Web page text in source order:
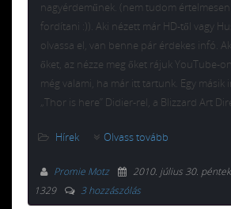
nagyérdeműnek. (nem tudom
fordítani :)). Aki nézett már HD-től vagy
olvassa el, van benne pár érdekes infó.
őket, az nézze meg őket rájuk YouTube-on.
még valami, ha már itt tartunk. Egy másik
„Thor is here” Didier-rel, a Blizzard Art
Hírek Olvass tovább
Promie Motz 2010. július 30. péntek
1329
3 hozzászólás